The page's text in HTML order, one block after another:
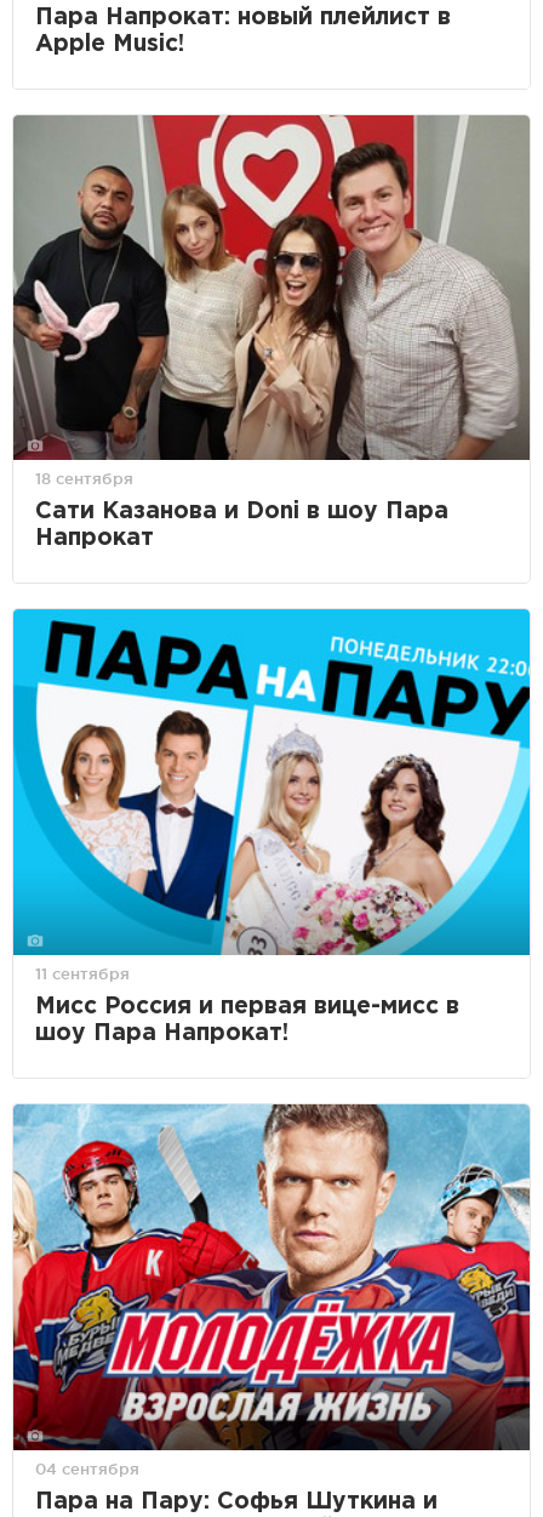
Пара Напрокат: новый плейлист в
Apple Music!
18 сентября
Сати Казанова и Doni в шоу Пара
Напрокат
11 сентября
Мисс Россия и первая вице-мисс в
шоу Пара Напрокат!
04 сентября
Пара на Пару: Софья Шуткина и